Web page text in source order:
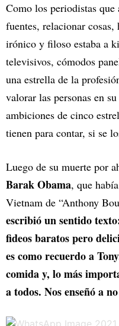
Como los periodistas
fuentes, relacionar
irónico y filoso estaba a
televisivos, cómodos
una estrella de la
valorar las personas en
ambiciones de cinco
tienen para contar, si se
Luego de su muerte por
Barak Obama, que
Vietnam de “Anthony
escribió un sentido
fideos baratos pero
es como recuerdo a
comida y, lo más
a todos. Nos enseñó a